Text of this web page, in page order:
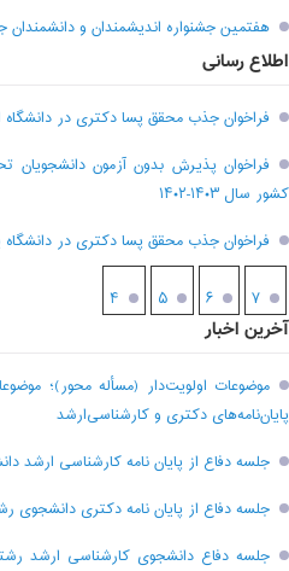
هفتمين جشنواره انديشمندان و دانشمندان
اطلاع رسانی
فراخوان جذب محقق پسا دکتری در دانشگاه
فراخوان پذیرش بدون آزمون دانشجویان
کشور سال ۱۴۰۳-۱۴۰۲
فراخوان جذب محقق پسا دکتری در دانشگاه
۴ ۵ ۶ ۷
آخرین اخبار
موضوعات اولویت‌دار (مسأله محور)؛
پایان‌نامه‌های دکتری و کارشناسی‌ارشد
جلسه دفاع از پایان نامه کارشناسی
جلسه دفاع از پایان نامه دکتری دانشجوی
جلسه دفاع دانشجوی کارشناسی ارشد